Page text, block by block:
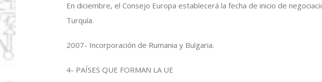
En diciembre, el Consejo Europa establecerá la fecha de inicio de
Turquía.
2007- Incorporación de Rumania y Bulgaria.
4- PAÍSES QUE FORMAN LA UE